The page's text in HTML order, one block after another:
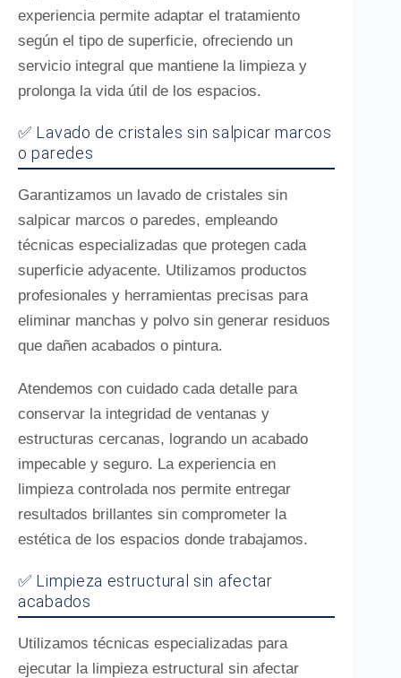
experiencia permite adaptar el tratamiento
según el tipo de superficie, ofreciendo un
servicio integral que mantiene la limpieza y
prolonga la vida útil de los espacios.
✅ Lavado de cristales sin salpicar marcos
o paredes
Garantizamos un lavado de cristales sin
salpicar marcos o paredes, empleando
técnicas especializadas que protegen cada
superficie adyacente. Utilizamos productos
profesionales y herramientas precisas para
eliminar manchas y polvo sin generar residuos
que dañen acabados o pintura.
Atendemos con cuidado cada detalle para
conservar la integridad de ventanas y
estructuras cercanas, logrando un acabado
impecable y seguro. La experiencia en
limpieza controlada nos permite entregar
resultados brillantes sin comprometer la
estética de los espacios donde trabajamos.
✅ Limpieza estructural sin afectar
acabados
Utilizamos técnicas especializadas para
ejecutar la limpieza estructural sin afectar